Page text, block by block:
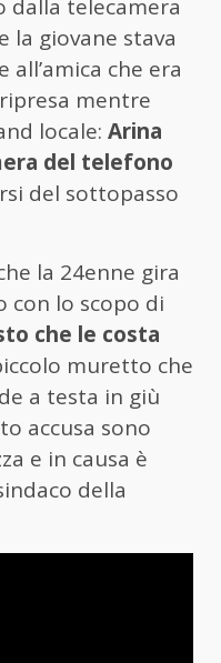
dalla telecamera
la giovane stava
che era
mentre
locale: Arina
del telefono
del sottopasso
la 24enne gira
con lo scopo di
che le costa
muretto che
a testa in giù
accusa sono
e in causa è
della